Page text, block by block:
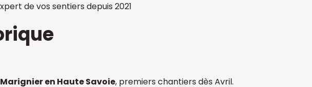
de vos sentiers depuis 2021
Marignier en Haute Savoie, premiers chantiers dès Avril.